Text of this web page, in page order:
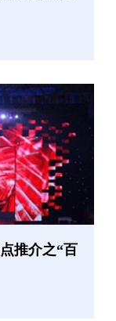
推介之“百